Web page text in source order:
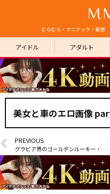
むらむら・マニアック・妄想
アイドル アダルト
美女と車のエロ画像
PREVIOUS
グラビア界のゴールデンルーキー・榎原依那のトンデモおっぱい